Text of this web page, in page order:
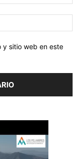
y sitio web en este